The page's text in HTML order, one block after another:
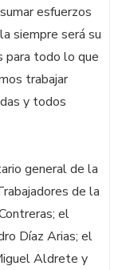
esfuerzos
siempre será su
para todo lo que
trabajar
y todos
general de la
de la
el
Díaz Arias; el
Aldrete y